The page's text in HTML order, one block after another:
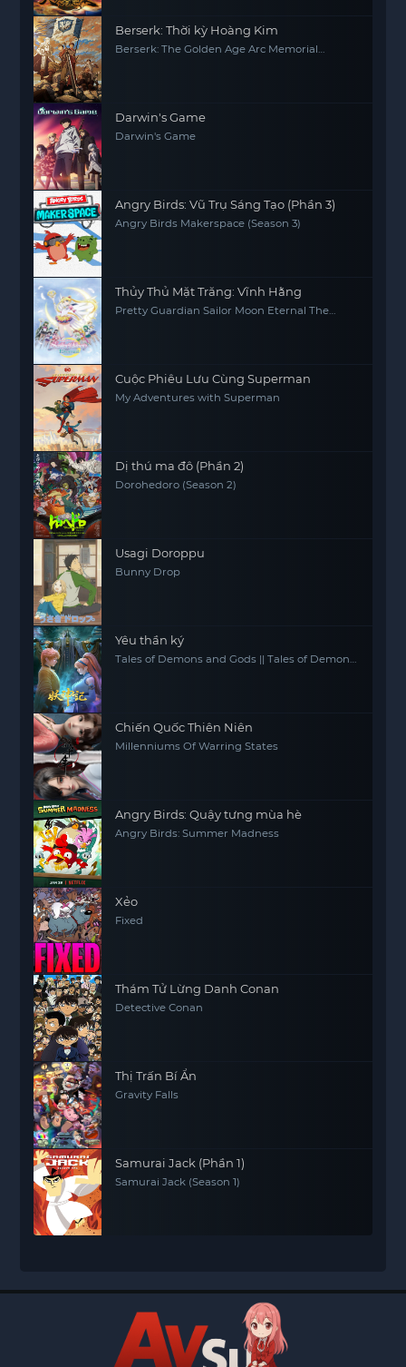
Berserk: Thời kỳ Hoàng Kim
Berserk: The Golden Age Arc Memorial
Darwin's Game
Darwin's Game
Angry Birds: Vũ Trụ Sáng Tạo (Phần 3)
Angry Birds Makerspace (Season 3)
Thủy Thủ Mặt Trăng: Vĩnh Hằng
Pretty Guardian Sailor Moon Eternal The
Cuộc Phiêu Lưu Cùng Superman
My Adventures with Superman
Dị thú ma đô (Phần 2)
Dorohedoro (Season 2)
Usagi Doroppu
Bunny Drop
Yêu thần ký
Tales of Demons and Gods || Tales of Demon
Chiến Quốc Thiên Niên
Millenniums Of Warring States
Angry Birds: Quậy tưng mùa hè
Angry Birds: Summer Madness
Xẻo
Fixed
Thám Tử Lừng Danh Conan
Detective Conan
Thị Trấn Bí Ẩn
Gravity Falls
Samurai Jack (Phần 1)
Samurai Jack (Season 1)